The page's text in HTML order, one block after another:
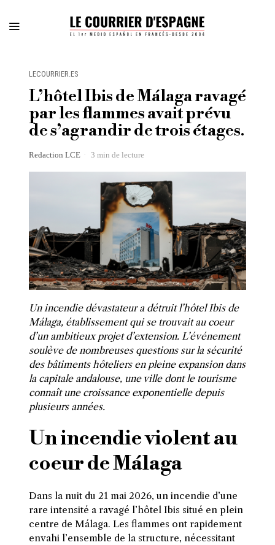
LECOURRIER.ES
L’hôtel Ibis de Málaga ravagé
par les flammes avait prévu
de s’agrandir de trois étages.
Redaction LCE 3 min de lecture
Un incendie dévastateur a détruit l’hôtel Ibis de
Málaga, établissement qui se trouvait au coeur
d’un ambitieux projet d’extension. L’événement
soulève de nombreuses questions sur la sécurité
des bâtiments hôteliers en pleine expansion dans
la capitale andalouse, une ville dont le tourisme
connaît une croissance exponentielle depuis
plusieurs années.
Un incendie violent au
coeur de Málaga
Dans la nuit du 21 mai 2026, un incendie d’une
rare intensité a ravagé l’hôtel Ibis situé en plein
centre de Málaga. Les flammes ont rapidement
envahi l’ensemble de la structure, nécessitant